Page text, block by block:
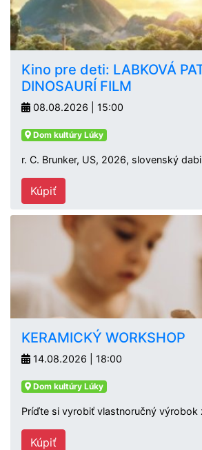
Kino pre deti: LABKOVÁ
DINOSAURÍ FILM
08.08.2026 | 15:00
Dom kultúry Lúky
r. C. Brunker, US, 2026, slovenský
Kúpiť
KERAMICKÝ WORKSHOP
14.08.2026 | 18:00
Dom kultúry Lúky
Príďte si vyrobiť vlastnoručný výrobok
Kúpiť